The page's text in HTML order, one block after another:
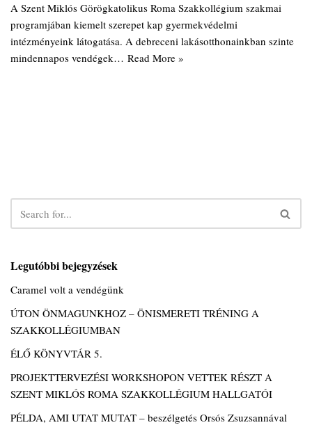
A Szent Miklós Görögkatolikus Roma Szakkollégium szakmai
programjában kiemelt szerepet kap gyermekvédelmi
intézményeink látogatása. A debreceni lakásotthonainkban szinte
mindennapos vendégek… Read More »
Legutóbbi bejegyzések
Caramel volt a vendégünk
ÚTON ÖNMAGUNKHOZ – ÖNISMERETI TRÉNING A
SZAKKOLLÉGIUMBAN
ÉLŐ KÖNYVTÁR 5.
PROJEKTTERVEZÉSI WORKSHOPON VETTEK RÉSZT A
SZENT MIKLÓS ROMA SZAKKOLLÉGIUM HALLGATÓI
PÉLDA, AMI UTAT MUTAT – beszélgetés Orsós Zsuzsannával